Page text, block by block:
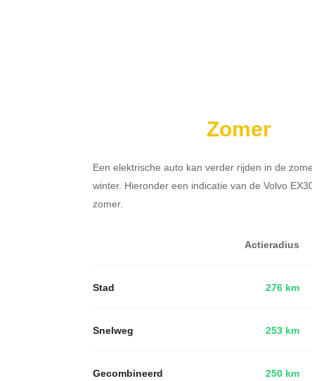
Zomer
Een elektrische auto kan verder rijden in de
winter. Hieronder een indicatie van de Volvo
zomer.
Actieradius
Stad 276 km
Snelweg 253 km
Gecombineerd 250 km